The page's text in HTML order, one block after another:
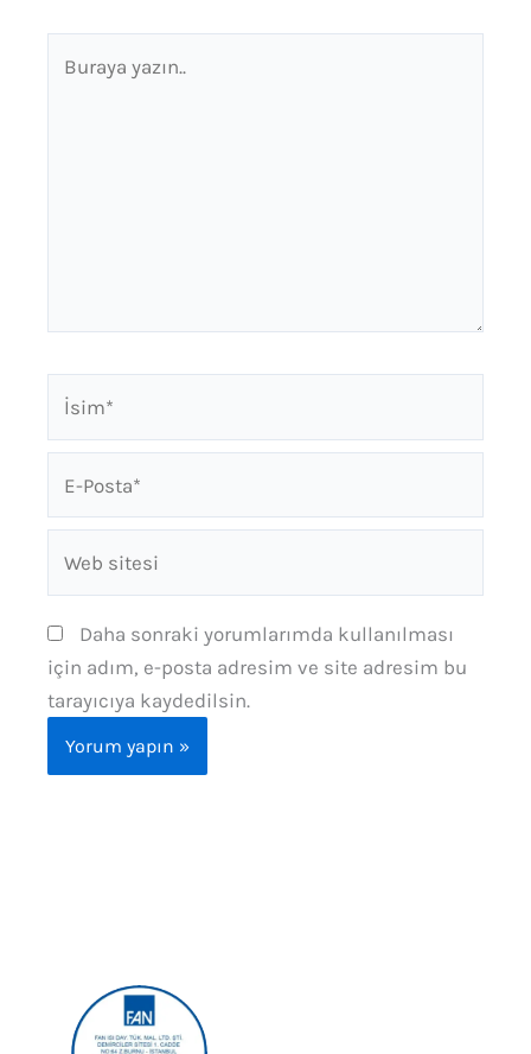
Posta*
sitesi
Daha sonraki yorumlarımda kullanılması
için adım, e-posta adresim ve site adresim bu
tarayıcıya kaydedilsin.